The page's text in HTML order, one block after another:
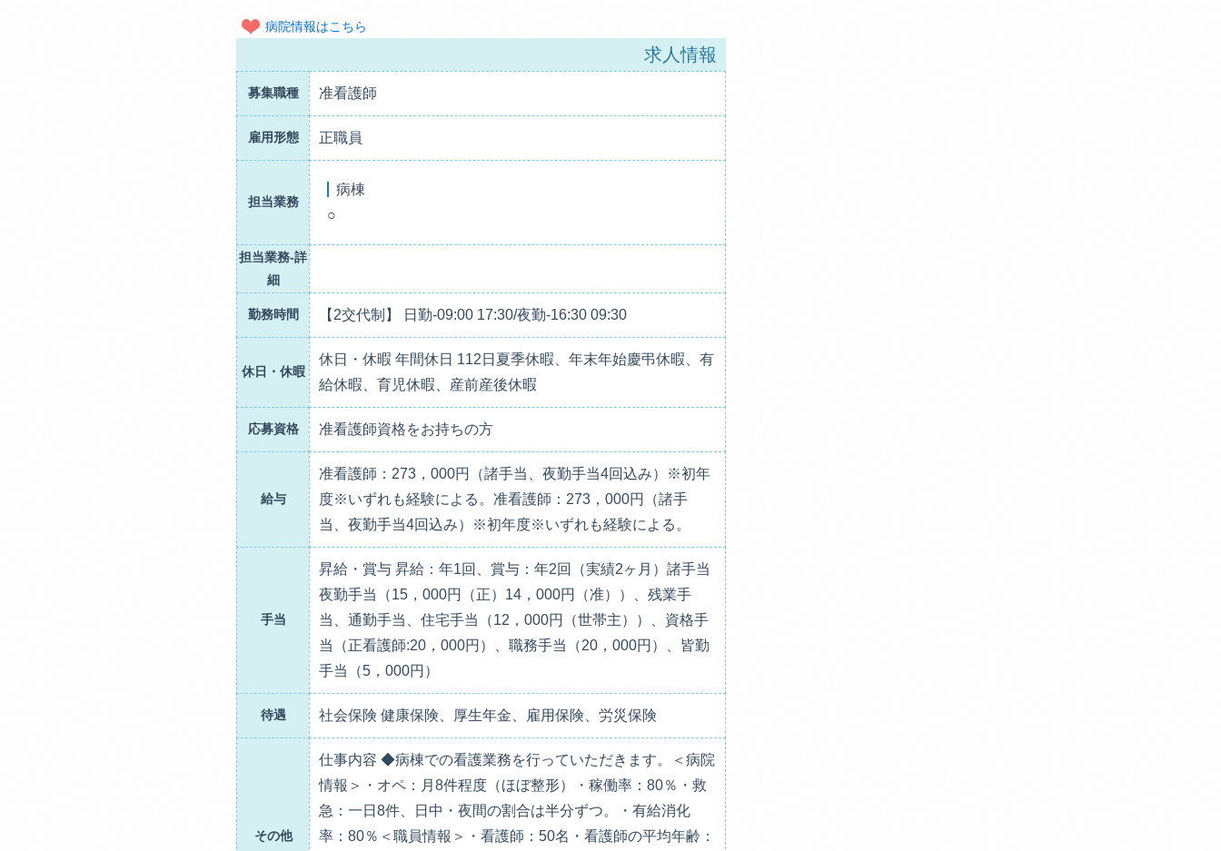
病院情報はこちら
求人情報
募集職種 准看護師
雇用形態 正職員
担当業務
病棟
○
担当業務-詳
細
勤務時間 【2交代制】 日勤-09:00 17:30/夜勤-16:30 09:30
休日・休暇
休日・休暇 年間休日 112日夏季休暇、年末年始慶弔休暇、有
給休暇、育児休暇、産前産後休暇
応募資格 准看護師資格をお持ちの方
給与
准看護師：273，000円（諸手当、夜勤手当4回込み）※初年
度※いずれも経験による。准看護師：273，000円（諸手
当、夜勤手当4回込み）※初年度※いずれも経験による。
手当
昇給・賞与 昇給：年1回、賞与：年2回（実績2ヶ月）諸手当
夜勤手当（15，000円（正）14，000円（准））、残業手
当、通勤手当、住宅手当（12，000円（世帯主））、資格手
当（正看護師:20，000円）、職務手当（20，000円）、皆勤
手当（5，000円）
待遇 社会保険 健康保険、厚生年金、雇用保険、労災保険
その他
仕事内容 ◆病棟での看護業務を行っていただきます。＜病院
情報＞・オペ：月8件程度（ほぼ整形）・稼働率：80％・救
急：一日8件、日中・夜間の割合は半分ずつ。・有給消化
率：80％＜職員情報＞・看護師：50名・看護師の平均年齢：